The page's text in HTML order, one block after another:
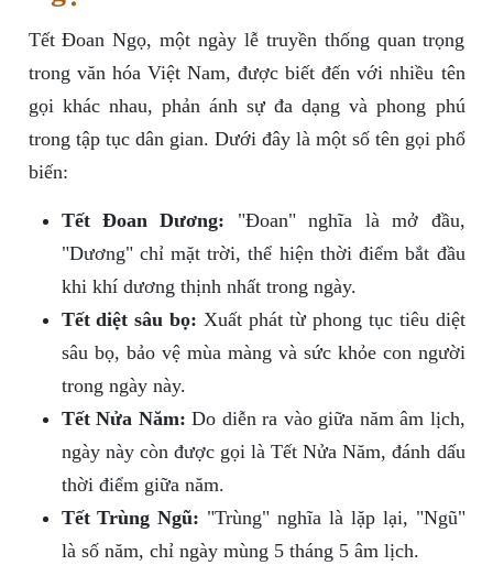
Tết Đoan Ngọ, một ngày lễ truyền thống quan trọng
trong văn hóa Việt Nam, được biết đến với nhiều tên
gọi khác nhau, phản ánh sự đa dạng và phong phú
trong tập tục dân gian. Dưới đây là một số tên gọi phổ
biến:
Tết Đoan Dương: "Đoan" nghĩa là mở đầu,
"Dương" chỉ mặt trời, thể hiện thời điểm bắt đầu
khi khí dương thịnh nhất trong ngày.
Tết diệt sâu bọ: Xuất phát từ phong tục tiêu diệt
sâu bọ, bảo vệ mùa màng và sức khỏe con người
trong ngày này.
Tết Nửa Năm: Do diễn ra vào giữa năm âm lịch,
ngày này còn được gọi là Tết Nửa Năm, đánh dấu
thời điểm giữa năm.
Tết Trùng Ngũ: "Trùng" nghĩa là lặp lại, "Ngũ"
là số năm, chỉ ngày mùng 5 tháng 5 âm lịch.